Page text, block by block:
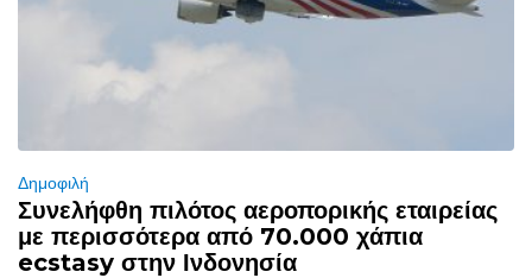
Δημοφιλή
Συνελήφθη πιλότος αεροπορικής εταιρείας
με περισσότερα από 70.000 χάπια
ecstasy στην Ινδονησία